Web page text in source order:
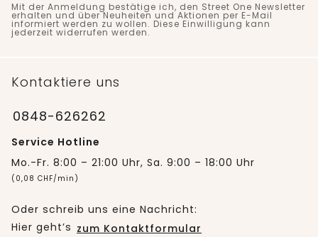
Mit der Anmeldung bestätige ich, den Street One Newsletter
erhalten und über Neuheiten und Aktionen per E-Mail
informiert werden zu wollen. Diese Einwilligung kann
jederzeit widerrufen werden.
Kontaktiere uns
0848-626262
Service Hotline
Mo.-Fr. 8:00 – 21:00 Uhr, Sa. 9:00 – 18:00 Uhr
(0,08 CHF/min)
Oder schreib uns eine Nachricht:
Hier geht’s zum Kontaktformular